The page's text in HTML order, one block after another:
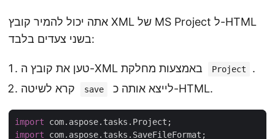
אתה יכול להמיר קובץ XML של MS Project ל-HTML
בשני צעדים בלבד:
Project
.
save לייצא אותה כ-HTML.
import
import